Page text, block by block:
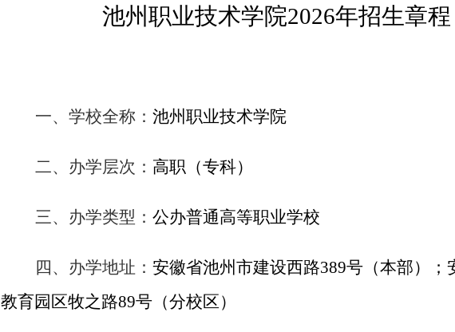
池州职业技术学院2026年招生章程
一、学校全称： 池州职业技术学院
二、办学层次： 高职（专科）
三、办学类型： 公办普通高等职业学校
四、办学地址： 安徽省池州市建设西路389号 （本部）
教育园区牧之路89号（分校区）